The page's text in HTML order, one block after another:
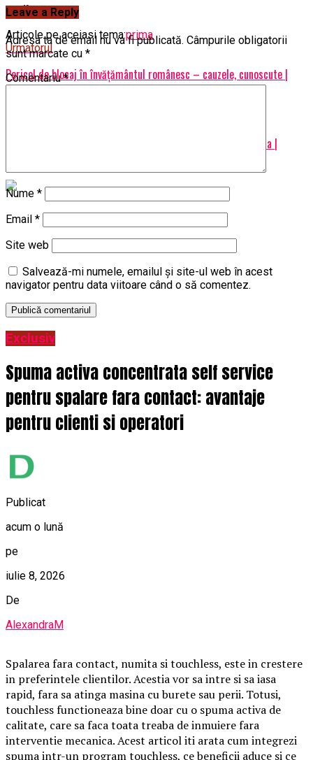
BrailaMEA.ro
Articole pe aceiasi tema:prima
Urmatorul
Pericol de blocaj în învăţământul românesc – cauzele, cunoscute |
BrailaMEA
SUA întrezăresc riscul de a pierde un eventual război cu Rusia |
Leave a Reply
Adresa ta de email nu va fi publicată. Câmpurile obligatorii
sunt marcate cu *
Comentariu*
Nume *
Email *
Site web
Salvează-mi numele, emailul și site-ul web în acest
navigator pentru data viitoare când o să comentez.
Exclusiv
Spuma activa concentrata self service
pentru spalare fara contact: avantaje
pentru clienti si operatori
Publicat
acum o lună
pe
iulie 8, 2026
De
AlexandraM
Spalarea fara contact, numita si touchless, este in crestere
in preferintele clientilor. Acestia vor sa intre si sa iasa
rapid, fara sa atinga masina cu burete sau perii. Totusi,
touchless functioneaza bine doar cu o spuma activa de
calitate, care sa faca toata treaba de inmuiere fara
interventie mecanica. Acest articol iti arata cum integrezi
spuma intr-un program touchless, ce beneficii aduce si ce